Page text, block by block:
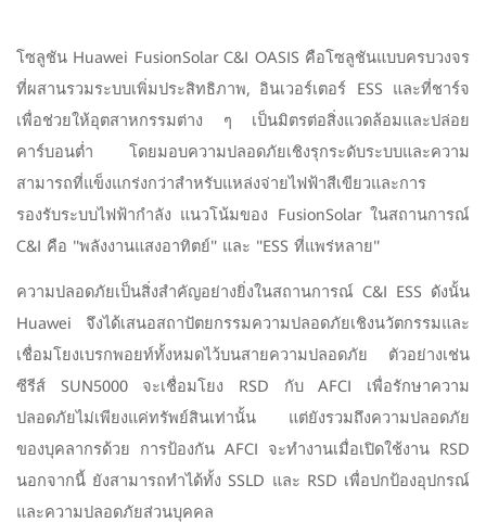
โซลูชัน Huawei FusionSolar C&I OASIS คือโซลูชันแบบครบวงจร
ที่ผสานรวมระบบเพิ่มประสิทธิภาพ, อินเวอร์เตอร์ ESS และที่ชาร์จ
เพื่อช่วยให้อุตสาหกรรมต่าง ๆ เป็นมิตรต่อสิ่งแวดล้อมและปล่อย
คาร์บอนต่ำ โดยมอบความปลอดภัยเชิงรุกระดับระบบและความ
สามารถที่แข็งแกร่งกว่าสำหรับแหล่งจ่ายไฟฟ้าสีเขียวและการ
รองรับระบบไฟฟ้ากำลัง แนวโน้มของ FusionSolar ในสถานการณ์
C&I คือ "พลังงานแสงอาทิตย์" และ "ESS ที่แพร่หลาย"
ความปลอดภัยเป็นสิ่งสำคัญอย่างยิ่งในสถานการณ์ C&I ESS ดังนั้น
Huawei จึงได้เสนอสถาปัตยกรรมความปลอดภัยเชิงนวัตกรรมและ
เชื่อมโยงเบรกพอยท์ทั้งหมดไว้บนสายความปลอดภัย ตัวอย่างเช่น
ซีรีส์ SUN5000 จะเชื่อมโยง RSD กับ AFCI เพื่อรักษาความ
ปลอดภัยไม่เพียงแค่ทรัพย์สินเท่านั้น แต่ยังรวมถึงความปลอดภัย
ของบุคลากรด้วย การป้องกัน AFCI จะทำงานเมื่อเปิดใช้งาน RSD
นอกจากนี้ ยังสามารถทำได้ทั้ง SSLD และ RSD เพื่อปกป้องอุปกรณ์
และความปลอดภัยส่วนบุคคล